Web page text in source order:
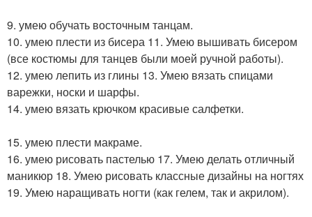
9. умею обучать восточным танцам.
10. умею плести из бисера 11. Умею вышивать бисером
(все костюмы для танцев были моей ручной работы).
12. умею лепить из глины 13. Умею вязать спицами
варежки, носки и шарфы.
14. умею вязать крючком красивые салфетки.
15. умею плести макраме.
16. умею рисовать пастелью 17. Умею делать отличный
маникюр 18. Умею рисовать классные дизайны на ногтях
19. Умею наращивать ногти (как гелем, так и акрилом).